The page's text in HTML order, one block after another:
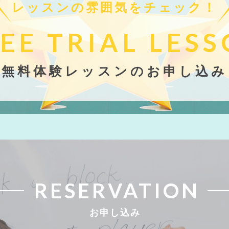
レッスンの雰囲気をチェック！
TRIAL
無料体験レッスンのお申し込み
RESERVATION
お申し込み